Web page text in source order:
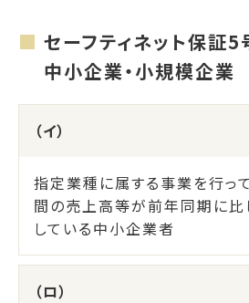
セーフティネット保証
中小企業・小規模企業
（イ）
指定業種に属する事業を行っ
間の売上高等が前年同期に
している中小企業者
（ロ）